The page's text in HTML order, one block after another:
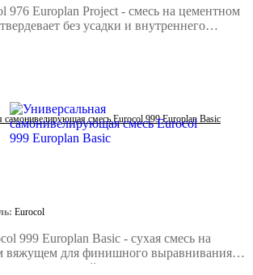
976 Europlan Project - смесь на цементном
без усадки и внутреннего
самонивелирующая смесь Eurocol 999 Europlan Basic
Eurocol
999 Europlan Basic - сухая смесь на
вяжущем для финишного выравнивания
поверхностей.